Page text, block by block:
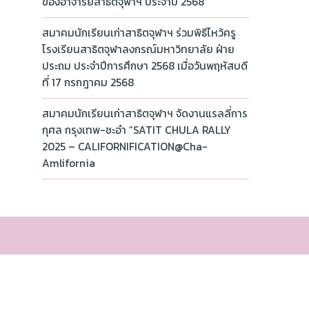
สมาคมนักเรียนเก่าสาธิตจุฬาฯ ร่วมพิธีไหว้ครู
โรงเรียนสาธิตจุฬาลงกรณ์มหาวิทยาลัย ฝ่าย
ประถม ประจำปีการศึกษา 2568 เมื่อวันพฤหัสบดี
ที่ 17 กรกฎาคม 2568
สมาคมนักเรียนเก่าสาธิตจุฬาฯ จัดงานแรลลี่การ
กุศล กรุงเทพ-ชะอำ “SATIT CHULA RALLY
2025 – CALIFORNIFICATION@Cha-
Amlifornia